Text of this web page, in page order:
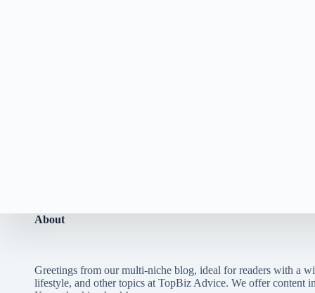
About
Greetings from our multi-niche blog, ideal for readers with a
lifestyle, and other topics at TopBiz Advice. We offer content